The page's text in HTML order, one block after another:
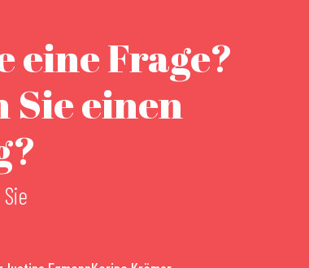
eine Frage?
Sie einen